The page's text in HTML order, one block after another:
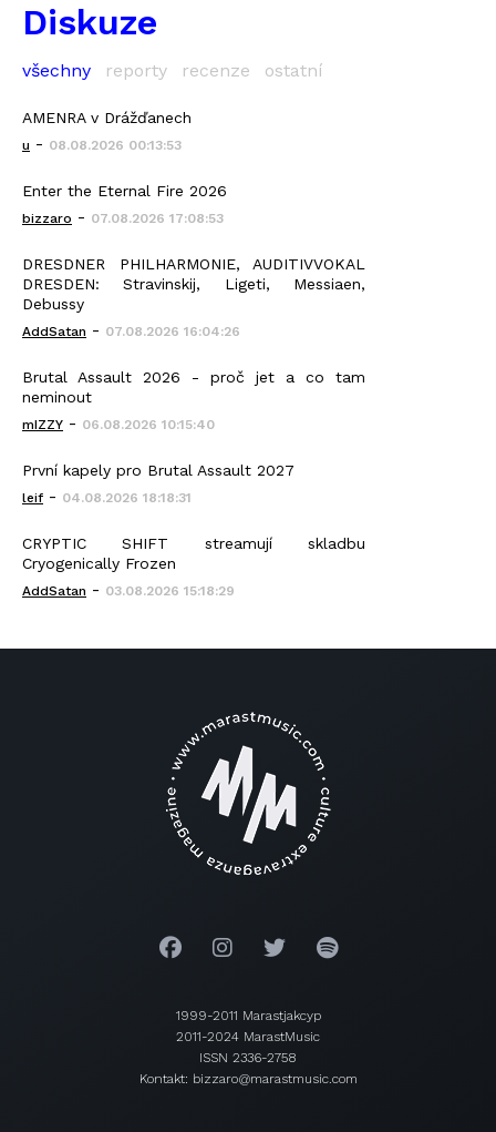
Diskuze
všechny reporty recenze ostatní
AMENRA v Drážďanech
u - 08.08.2026 00:13:53
Enter the Eternal Fire 2026
bizzaro - 07.08.2026 17:08:53
DRESDNER PHILHARMONIE, AUDITIVVOKAL
DRESDEN: Stravinskij, Ligeti, Messiaen,
Debussy
AddSatan - 07.08.2026 16:04:26
Brutal Assault 2026 - proč jet a co tam
neminout
mIZZY - 06.08.2026 10:15:40
První kapely pro Brutal Assault 2027
leif - 04.08.2026 18:18:31
CRYPTIC SHIFT streamují skladbu
Cryogenically Frozen
AddSatan - 03.08.2026 15:18:29
1999-2011 Marastjakcyp
2011-2024 MarastMusic
ISSN 2336-2758
Kontakt: bizzaro@marastmusic.com